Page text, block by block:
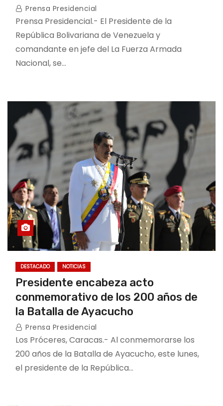
Prensa Presidencial
Prensa Presidencial.- El Presidente de la
República Bolivariana de Venezuela y
comandante en jefe del La Fuerza Armada
Nacional, se…
DESTACADO NOTICIAS
Presidente encabeza acto
conmemorativo de los 200 años de
la Batalla de Ayacucho
Prensa Presidencial
Los Próceres, Caracas.- Al conmemorarse los
200 años de la Batalla de Ayacucho, este lunes,
el presidente de la República…